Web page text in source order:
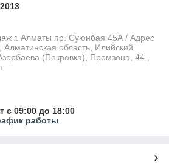
г. Алматы пр. Суюнбая 45А / Адрес
Алматинская область, Илийский
(Покровка), Промзона, 44​ ,
с 09:00 до 18:00
работы